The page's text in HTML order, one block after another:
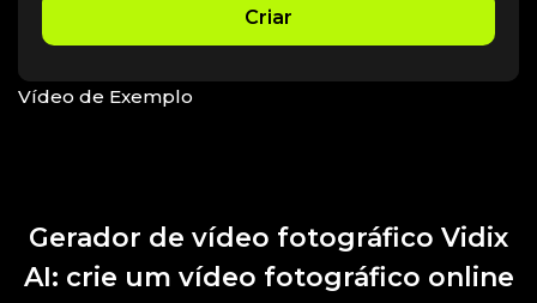
Criar
Vídeo de Exemplo
Gerador de vídeo fotográfico Vidix
AI: crie um vídeo fotográfico online